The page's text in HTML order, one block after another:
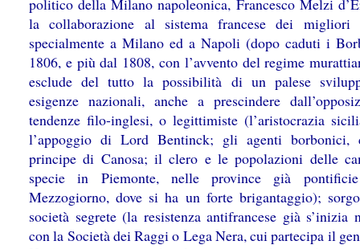
politico della Milano napoleonica, Francesco Melzi
la collaborazione al sistema francese dei migliori
specialmente a Milano ed a Napoli (dopo caduti i
1806, e più dal 1808, con l’avvento del regime
esclude del tutto la possibilità di un palese
esigenze nazionali, anche a prescindere
tendenze filo-inglesi, o legittimiste (l’aristocrazia
l’appoggio di Lord Bentinck; gli agenti borbonici,
principe di Canosa; il clero e le popolazioni delle
specie in Piemonte, nelle province già
Mezzogiorno, dove si ha un forte brigantaggio);
società segrete (la resistenza antifrancese già s’inizia
con la Società dei Raggi o Lega Nera, cui partecipa il